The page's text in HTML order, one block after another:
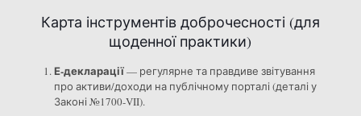
Карта інструментів доброчесності (для
щоденної практики)
Е-декларації— регулярне та правдиве звітування
про активи/доходи на публічному порталі (деталі у
Законі №1700-VII).